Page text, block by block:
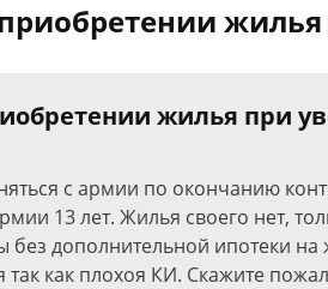
жилья при
с армии по окончанию
13 лет. Жилья своего нет,
дополнительной ипотеки на
так как плохоя КИ. Скажите